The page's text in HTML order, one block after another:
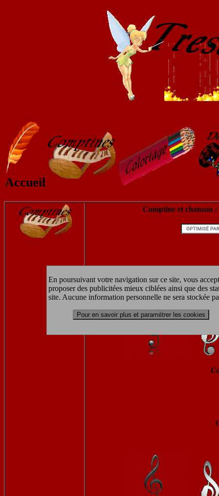
En poursuivant votre navigation sur ce site, vous
proposer des publicitées mieux ciblées ainsi que des
site. Aucune information personnelle ne sera stockée
Pour en savoir plus et paramétrer les cookies
Accueil
Comptine et chanson :